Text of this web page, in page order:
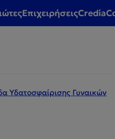
Επιχειρήσεις
Υδατοσφαίρισης Γυναικών